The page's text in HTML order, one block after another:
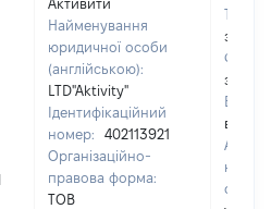
Активити
Найменування
юридичної особи
(англійською):
LTD"Aktivity"
Ідентифікаційний
номер:
402113921
Організаційно-
правова форма:
ТОВ
Факс:
Email:
Адреса